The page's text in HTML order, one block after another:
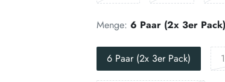
Menge: 6 Paar (2x 3er Pack)
6 Paar (2x 3er Pack)